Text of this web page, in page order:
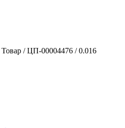
/ ЦП-00004476 / 0.016